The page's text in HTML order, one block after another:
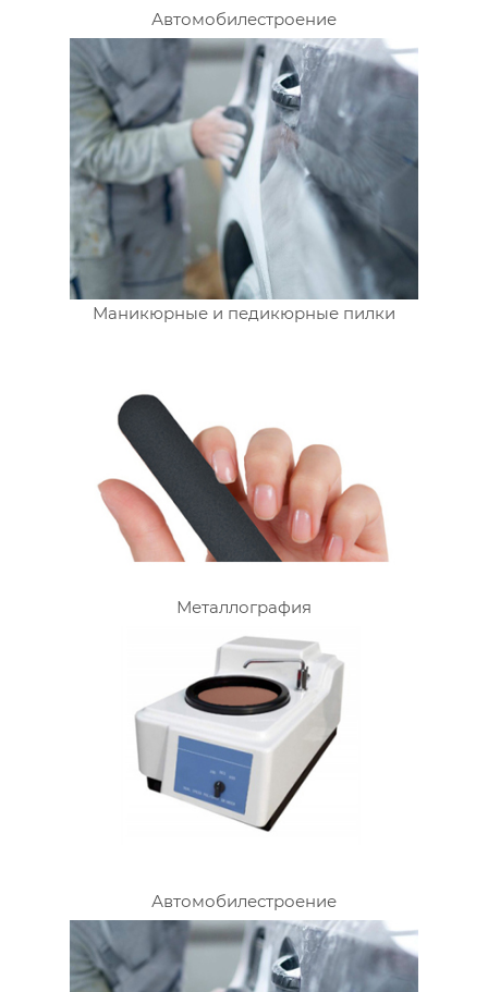
Автомобилестроение
Маникюрные и педикюрные пилки
Металлография
Автомобилестроение